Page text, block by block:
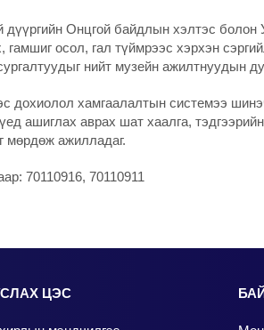
Онцгой байдлын хэлтэс болон
осол, гал түймрээс хэрхэн
нийт музейн ажилтнуудын
дохиолол хамгаалалтын системээ
ашиглах аврах шат хаалга,
мөрдөж ажилладаг.
70110916, 70110911
ЦЭС